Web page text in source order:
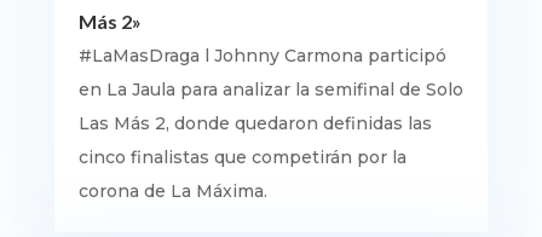
Más 2»
#LaMasDraga l Johnny Carmona participó
en La Jaula para analizar la semifinal de Solo
Las Más 2, donde quedaron definidas las
cinco finalistas que competirán por la
corona de La Máxima.